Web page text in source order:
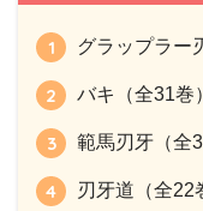
グラップラー
バキ（全31巻）
範馬刃牙（全
刃牙道（全22